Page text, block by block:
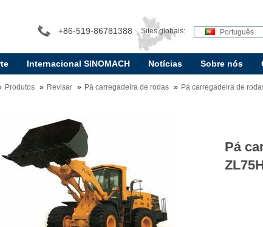
+86-519-86781388 Sites globais: Português
Internacional SINOMACH Notícias Sobre nós
Produtos Revisar Pá carregadeira de rodas Pá carregadeira de
Pá